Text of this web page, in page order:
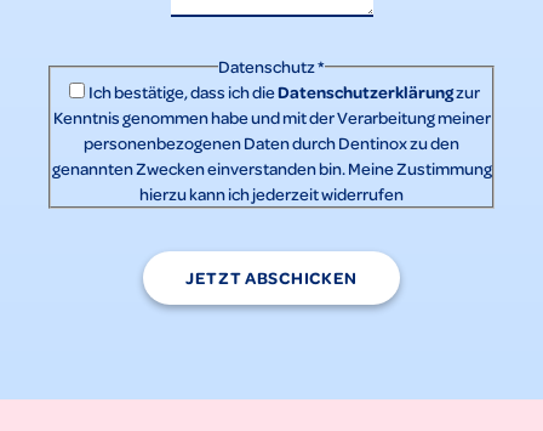
Datenschutz*
Ich bestätige, dass ich dieDatenschutzerklärungzur
Kenntnis genommen habe und mit der Verarbeitung meiner
personenbezogenen Daten durch Dentinox zu den
genannten Zwecken einverstanden bin. Meine Zustimmung
hierzu kann ich jederzeit widerrufen
JETZT ABSCHICKEN